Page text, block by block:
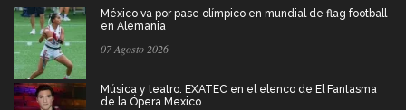
México va por pase olímpico en mundial de flag football
en Alemania
07 Agosto 2026
Música y teatro: EXATEC en el elenco de El Fantasma
de la Ópera Mexico